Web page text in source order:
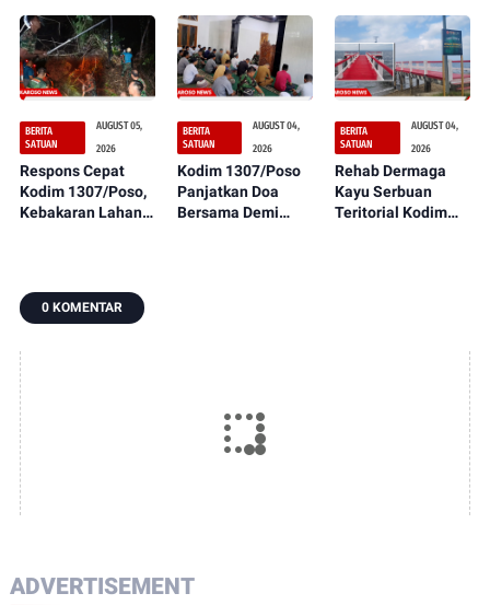
Serbuan Teritorial
Kodim 1307/Poso
Terus Dikerjakan
Dirasakan
Manfaatnya oleh
Masyarakat
Peringatan HUT
ke-1 Kodam
XXIII/Palaka Wira
BERITA
SATUAN
AUGUST 05,
2026
Respons Cepat
Kodim 1307/Poso,
Kebakaran Lahan
BERITA
SATUAN
AUGUST 04,
2026
Kodim 1307/Poso
Panjatkan Doa
Bersama Demi
BERITA
SATUAN
AUGUST 04,
2026
Rehab Dermaga
Kayu Serbuan
Teritorial Kodim
0 KOMENTAR
ADVERTISEMENT